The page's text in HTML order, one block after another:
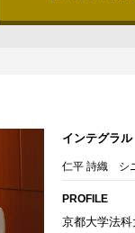
インテグラル
仁平 詩織 シ
PROFILE
京都大学法